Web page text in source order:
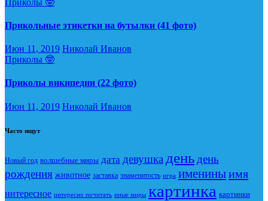
Прикольные этикетки на бутылки (41 фото)
Июн 11, 2019 Николай Иванов
Приколы 🤓
Приколы википедии (22 фото)
Июн 11, 2019 Николай Иванов
Часто ищут
Новый год волшебные миры дата девушка день день
рождения животное заставка знаменитость игра имениныимя
интересное интересно почитать иные миры картинка картинки